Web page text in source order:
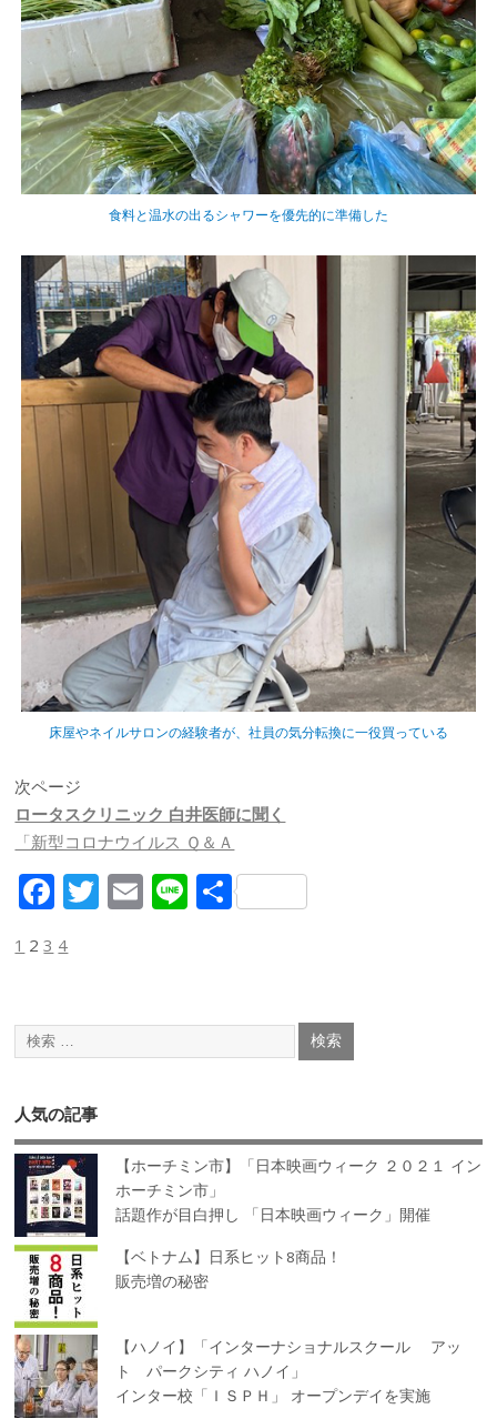
食料と温水の出るシャワーを優先的に準備した
床屋やネイルサロンの経験者が、社員の気分転換に一役買っている
次ページ
ロータスクリニック 白井医師に聞く
「新型コロナウイルス Ｑ＆Ａ
F
e
o
o
k
T E Li 共
1 23 4
人気の記事
【ホーチミン市】「日本映画ウィーク ２０２１ イン
ホーチミン市」
話題作が目白押し 「日本映画ウィーク」開催
【ベトナム】日系ヒット8商品！
販売増の秘密
【ハノイ】「インターナショナルスクール アッ
ト パークシティ ハノイ」
インター校「ＩＳＰＨ」 オープンデイを実施